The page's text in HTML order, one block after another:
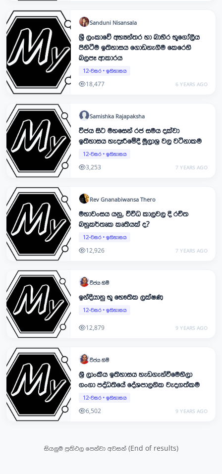
Sanduni Nisansala
ශ්‍රී ලංකාවේ අභ්‍යන්තර හා බාහිර භූගෝලීය
පිහිටීම ඉතිහාසය ගොඩනැගීම කෙරෙහි
බලපෑ ආකාරය
12-වසර• ඉතිහාසය
18,477 6 YEARS AGO
Samishka Rajapaksha
විජය සිට මහසෙන් රජ සමය දක්වා
ඉතිහාසය හැදෑරීමේදී මූලාශ්‍ර වල වටිනාකම
12-වසර• ඉතිහාසය
3,253 7 YEARS AGO
Rev Gnanabiwansa Thero
මහාවංසය යනු, විවිධ කාලවල දී රචිත
බහුකර්තෘක කෘතියක් ද?
12-වසර• ඉතිහාසය
12,926 7 YEARS AGO
විජය හිමි
ඉන්දීයානු භූ භෞතික ලක්ෂණ
12-වසර• ඉතිහාසය
12,879 9 YEARS AGO
විජය හිමි
ශ‍්‍රී ලාංකීය ඉතිහාසය හැඩගැන්වීමෙහිලා
ගංගා පද්ධතියේ දේශපාලනික වැදගත්කම
12-වසර• ඉතිහාසය
6,502 9 YEARS AGO
සියලුම ප්‍රතිඵල පෙන්වා අවසන් (End of results)